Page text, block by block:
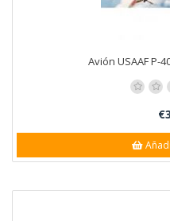
Avión USAAF P-